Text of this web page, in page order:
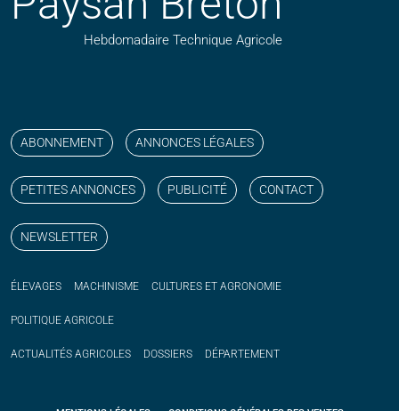
Hebdomadaire Technique Agricole
ABONNEMENT ANNONCES LÉGALES
PETITES ANNONCES PUBLICITÉ CONTACT
NEWSLETTER
ÉLEVAGES MACHINISME CULTURES ET AGRONOMIE
POLITIQUE AGRICOLE
ACTUALITÉS AGRICOLES DOSSIERS DÉPARTEMENT